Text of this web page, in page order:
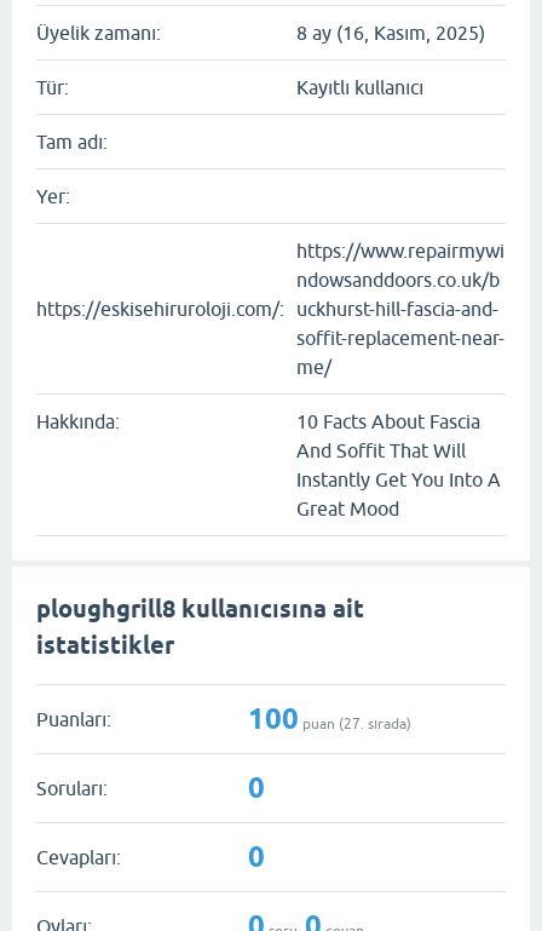
Üyelik zamanı: 8 ay (16, Kasım, 2025)
Tür: Kayıtlı kullanıcı
Tam adı:
Yer:
https://eskisehiruroloji.com/:
https://www.repairmywi
ndowsanddoors.co.uk/b
uckhurst-hill-fascia-and-
soffit-replacement-near-
me/
Hakkında:
10 Facts About Fascia
And Soffit That Will
Instantly Get You Into A
Great Mood
ploughgrill8 kullanıcısına ait
istatistikler
Puanları: 100 puan (27 . sırada)
Soruları: 0
Cevapları: 0
Oyları: